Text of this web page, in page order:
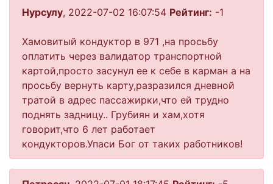
Нурсулу, 2022-07-02 16:07:54 Рейтинг: -1
Хамовитый кондуктор в 971 ,на просьбу
оплатить через валидатор транспортной
картой,просто засунул ее к себе в карман а на
просьбу вернуть карту,разразился дневной
тратой в адрес пассажирки,что ей трудно
поднять задницу.. Грубиян и хам,хотя
говорит,что 6 лет работает
кондукторов.Упаси Бог от таких работников!